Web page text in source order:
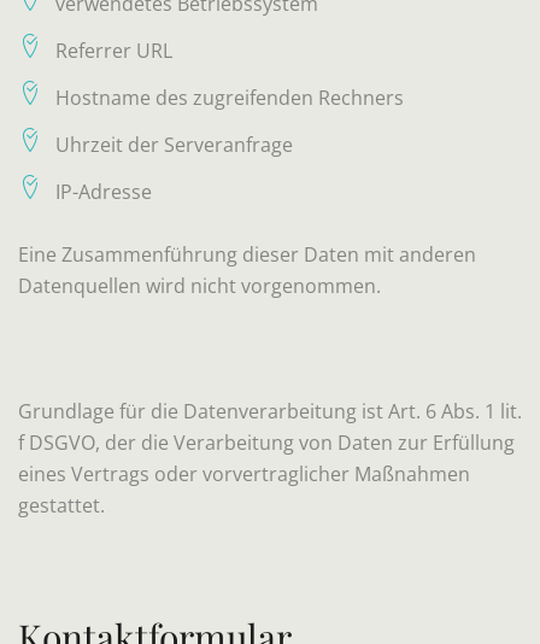
Referrer URL
Hostname des zugreifenden Rechners
Uhrzeit der Serveranfrage
IP-Adresse
Eine Zusammenführung dieser Daten mit anderen
Datenquellen wird nicht vorgenommen.
Grundlage für die Datenverarbeitung ist Art. 6 Abs. 1 lit.
f DSGVO, der die Verarbeitung von Daten zur Erfüllung
eines Vertrags oder vorvertraglicher Maßnahmen
gestattet.